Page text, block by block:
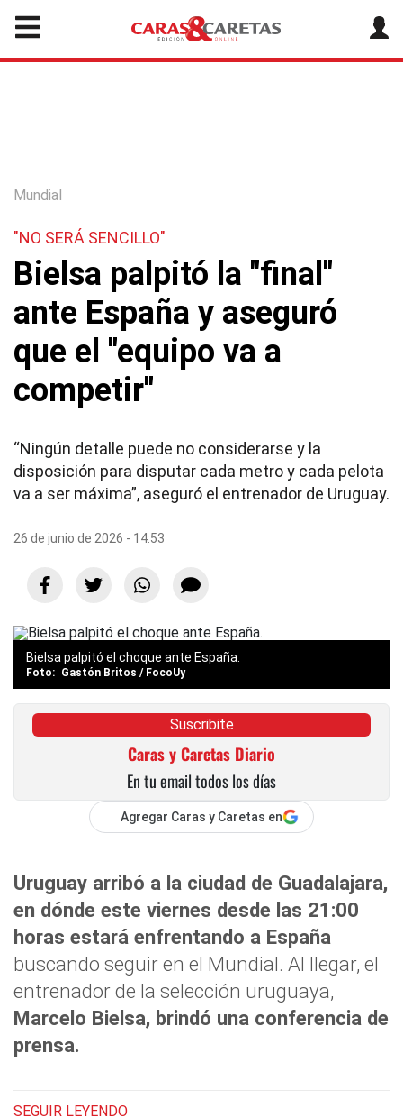
Mundial
"NO SERÁ SENCILLO"
Bielsa palpitó la "final"
ante España y aseguró
que el "equipo va a
competir"
“Ningún detalle puede no considerarse y la
disposición para disputar cada metro y cada pelota
va a ser máxima”, aseguró el entrenador de Uruguay.
26 de junio de 2026 - 14:53
Bielsa palpitó el choque ante España.
Gastón Britos / FocoUy
Suscribite
Caras y Caretas Diario
En tu email todos los días
Agregar Caras y Caretas en
Uruguay arribó a la ciudad de Guadalajara,
en dónde este viernes desde las 21:00
horas estará enfrentando a España
buscando seguir en el Mundial. Al llegar, el
entrenador de la selección uruguaya,
Marcelo Bielsa, brindó una conferencia de
prensa.
SEGUIR LEYENDO